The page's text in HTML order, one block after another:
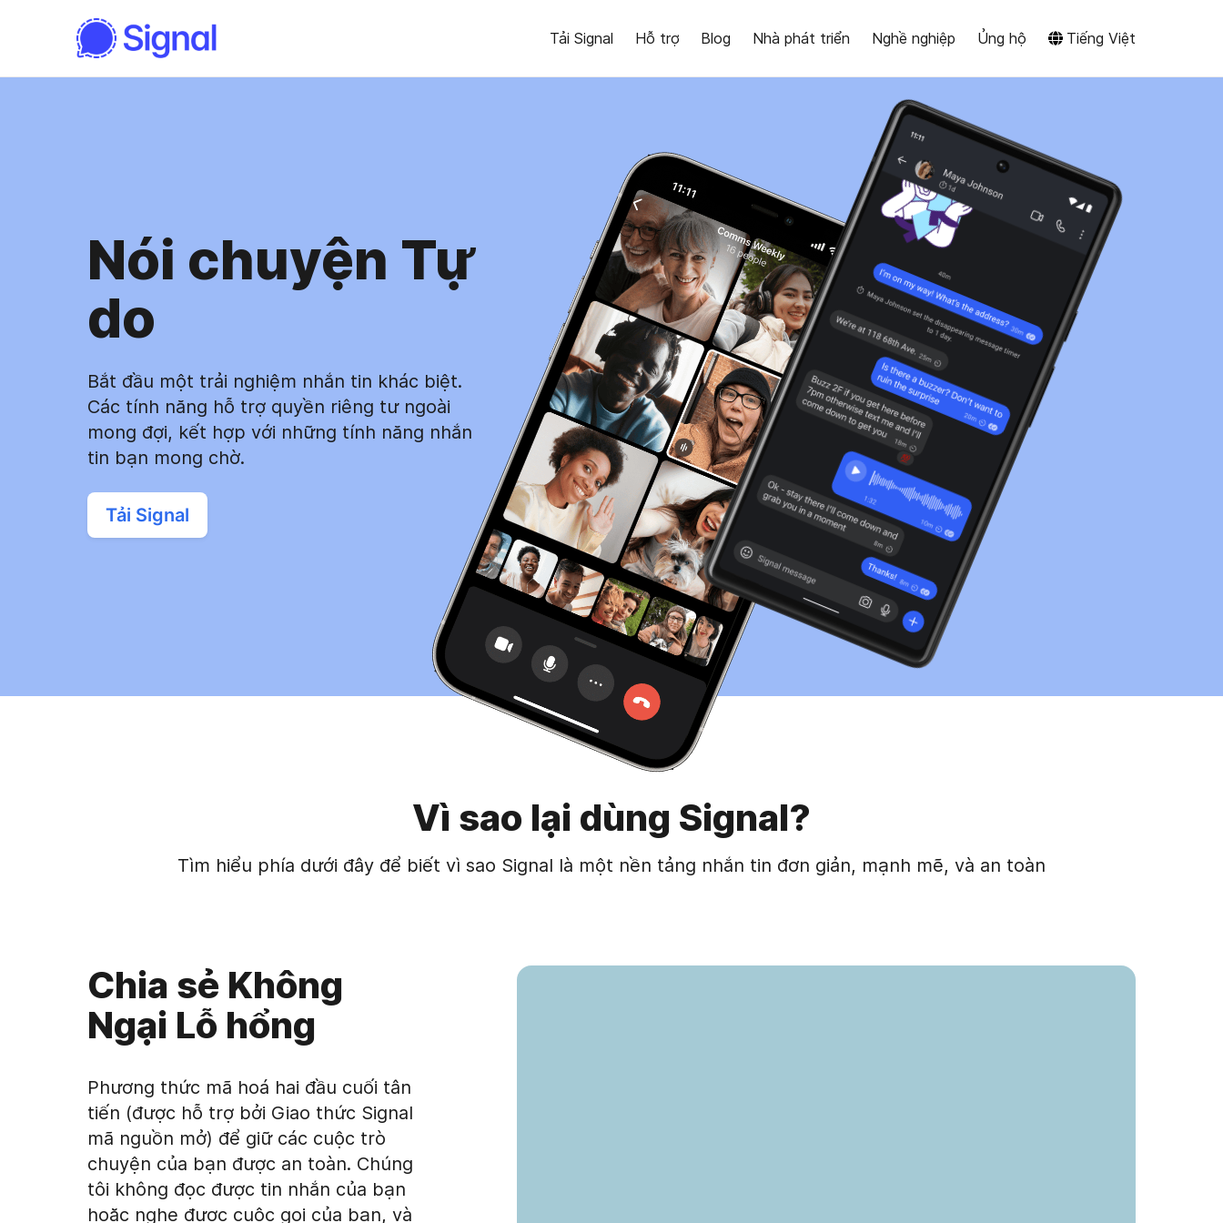
Tải Signal Hỗ trợ Blog Nhà phát triển Nghề nghiệp Ủng hộ Tiếng Việt
Nói chuyện Tự
do
Bắt đầu một trải nghiệm nhắn tin khác biệt.
Các tính năng hỗ trợ quyền riêng tư ngoài
mong đợi, kết hợp với những tính năng nhắn
tin bạn mong chờ.
Tải Signal
Vì sao lại dùng Signal?
Tìm hiểu phía dưới đây để biết vì sao Signal là một nền tảng nhắn tin đơn giản, mạnh mẽ, và an toàn
Chia sẻ Không
Ngại Lỗ hổng
Phương thức mã hoá hai đầu cuối tân
tiến (được hỗ trợ bởi Giao thức Signal
mã nguồn mở) để giữ các cuộc trò
chuyện của bạn được an toàn. Chúng
tôi không đọc được tin nhắn của bạn
hoặc nghe được cuộc gọi của bạn, và